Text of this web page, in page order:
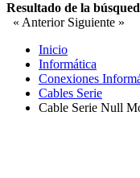
Resultado de la
« Anterior Siguiente »
Inicio
Informática
Conexiones
Cables Serie
Cable Serie Null